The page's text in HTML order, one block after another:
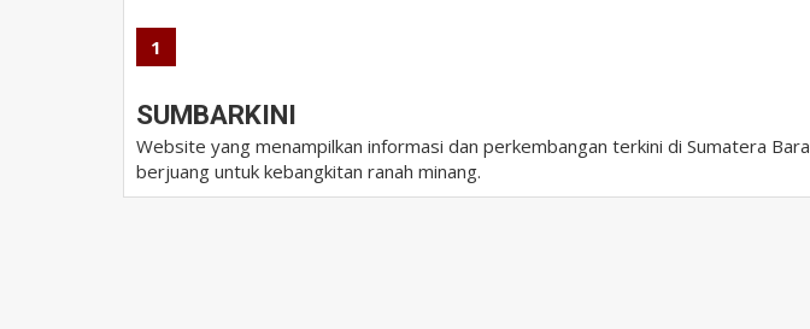
1
SUMBARKINI
Website yang menampilkan informasi dan perkembangan terkini di Sumatera
berjuang untuk kebangkitan ranah minang.